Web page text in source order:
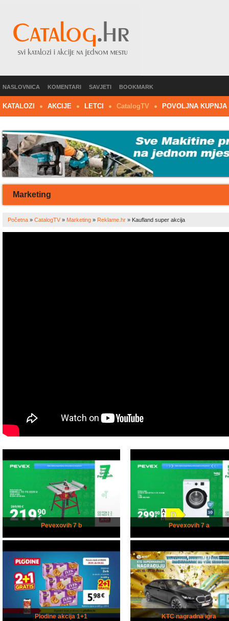
NASLOVNICA KOMENTARI SAVJETI BOOKMARK
KATALOZI AKCIJE LETCI CatalogTV POVOLJNA KUPNJA
Marketing
Početna » CatalogTV » Marketing » Reklame.hr » Kaufland super akcija
Pevexovih 7 b Pevexovih 7 a
Plodine akcija 1+1 KTC nagradna igra